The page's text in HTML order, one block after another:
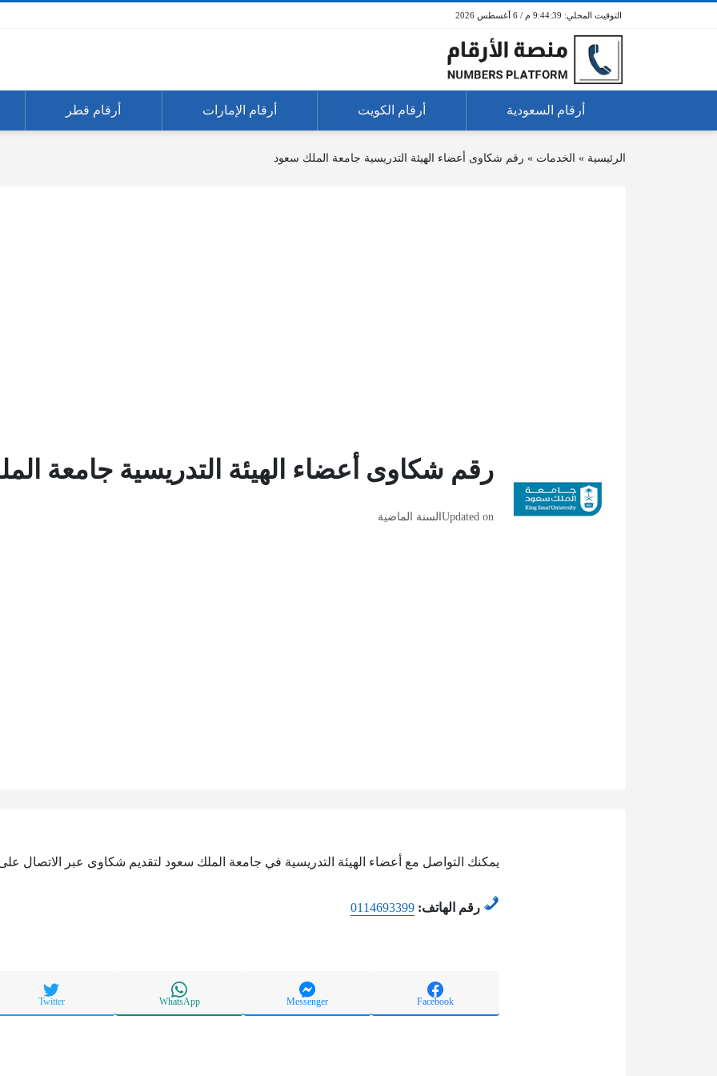
9:44:39 م / 6 أغسطس 2026
أرقام السعودية أرقام الكويت أرقام الإمارات أرقام قطر
الرئيسية » الخدمات » رقم شكاوى أعضاء الهيئة التدريسية جامعة الملك سعود
رقم شكاوى أعضاء الهيئة التدريسية جامعة
Updated on السنة الماضية
يمكنك التواصل مع أعضاء الهيئة التدريسية في جامعة الملك سعود لتقديم شكاوى عبر الاتصال على
رقم الهاتف: 0114693399
Facebook
Messenger
WhatsApp
Twitter